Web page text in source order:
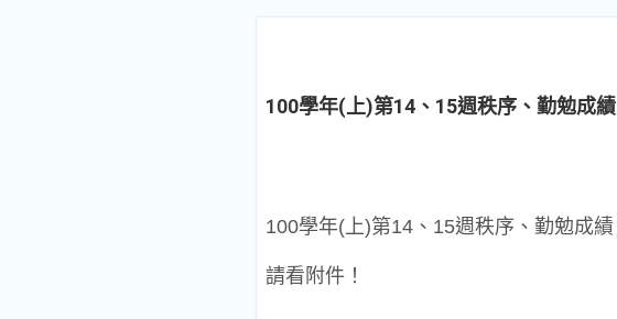
100學年(上)第14、15週秩序、勤勉成績
100學年(上)第14 、 15週秩序、勤勉成績
請看附件！